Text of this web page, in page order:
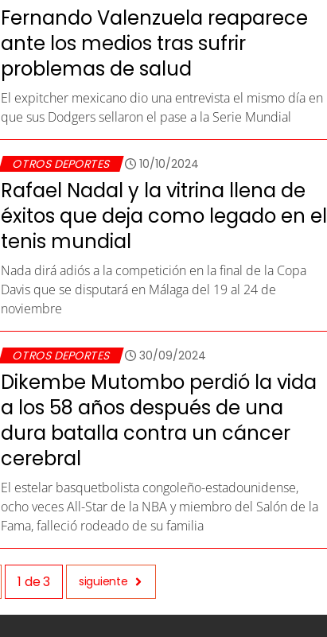
Fernando Valenzuela reaparece
ante los medios tras sufrir
problemas de salud
El expitcher mexicano dio una entrevista el mismo día en
que sus Dodgers sellaron el pase a la Serie Mundial
OTROS DEPORTES 10/10/2024
Rafael Nadal y la vitrina llena de
éxitos que deja como legado en el
tenis mundial
Nada dirá adiós a la competición en la final de la Copa
Davis que se disputará en Málaga del 19 al 24 de
noviembre
OTROS DEPORTES 30/09/2024
Dikembe Mutombo perdió la vida
a los 58 años después de una
dura batalla contra un cáncer
cerebral
El estelar basquetbolista congoleño-estadounidense,
ocho veces All-Star de la NBA y miembro del Salón de la
Fama, falleció rodeado de su familia
1 de3 siguiente